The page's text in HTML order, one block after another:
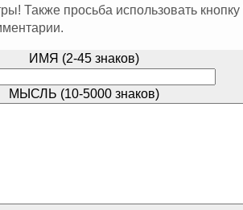
Также просьба использовать кнопку
ИМЯ (2-45 знаков)
МЫСЛЬ (10-5000 знаков)